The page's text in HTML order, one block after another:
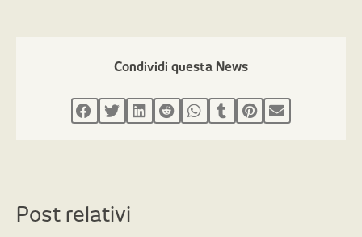
Condividi questa News
Post relativi